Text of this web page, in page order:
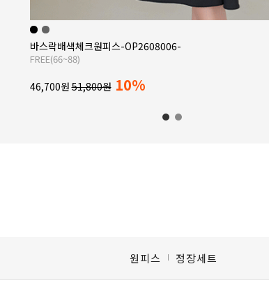
[내추럴포엠]포플라워코튼나시원피스-OP2607021-
FREE(55~77)
57,500원63,800원10%
원피스 정장세트